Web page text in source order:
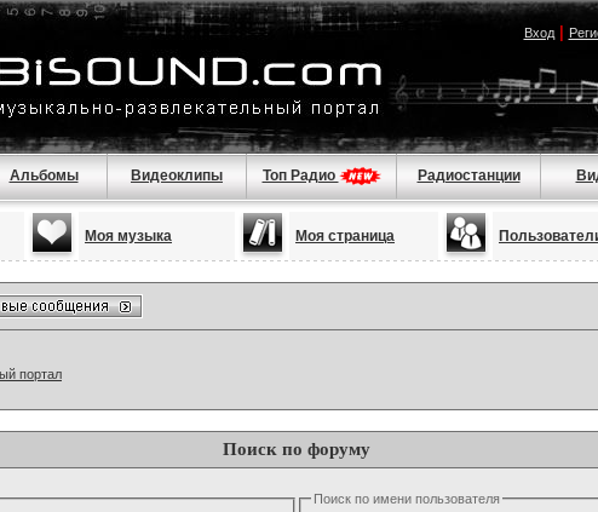
Вход|
Альбомы Видеоклипы Топ Радио Радиостанции
Моя музыка Моя страница
портал
Поиск по форуму
Поиск по имени пользователя